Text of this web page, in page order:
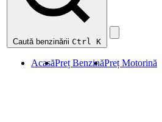
Caută benzinării Ctrl K
AcasăPreț BenzinăPreț Motorină